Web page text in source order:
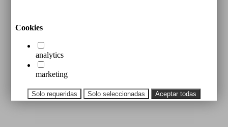
Cookies
analytics
marketing
Solo requeridas Solo seleccionadas Aceptar todas